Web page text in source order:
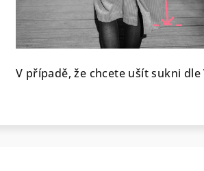
V případě, že chcete ušít sukni